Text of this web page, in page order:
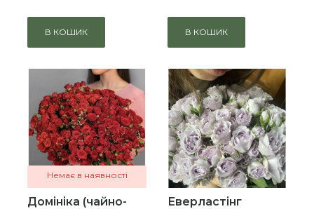
В КОШИК В КОШИК
Немає в наявності
Домініка (чайно-
Еверластінг